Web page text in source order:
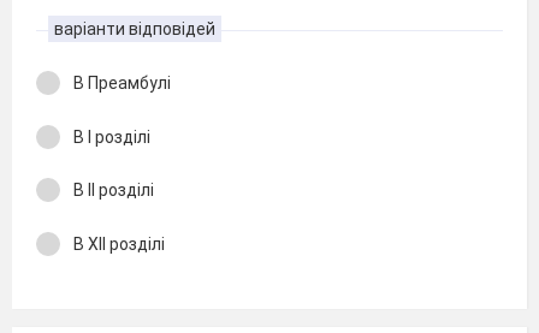
варіанти відповідей
В Преамбулі
В І розділі
В ІІ розділі
В ХІІ розділі